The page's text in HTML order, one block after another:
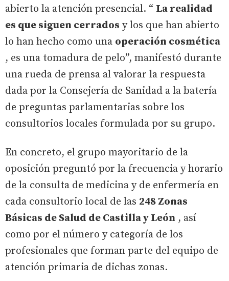
abierto la atención presencial. “ La realidad
es que siguen cerrados y los que han abierto
lo han hecho como una operación cosmética
, es una tomadura de pelo”, manifestó durante
una rueda de prensa al valorar la respuesta
dada por la Consejería de Sanidad a la batería
de preguntas parlamentarias sobre los
consultorios locales formulada por su grupo.
En concreto, el grupo mayoritario de la
oposición preguntó por la frecuencia y horario
de la consulta de medicina y de enfermería en
cada consultorio local de las 248 Zonas
Básicas de Salud de Castilla y León , así
como por el número y categoría de los
profesionales que forman parte del equipo de
atención primaria de dichas zonas.